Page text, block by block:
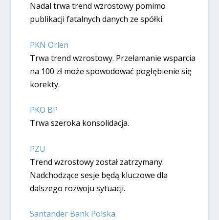
Nadal trwa trend wzrostowy pomimo
publikacji fatalnych danych ze spółki.
PKN Orlen
Trwa trend wzrostowy. Przełamanie wsparcia
na 100 zł może spowodować pogłębienie się
korekty.
PKO BP
Trwa szeroka konsolidacja.
PZU
Trend wzrostowy został zatrzymany.
Nadchodzące sesje będą kluczowe dla
dalszego rozwoju sytuacji.
Santander Bank Polska